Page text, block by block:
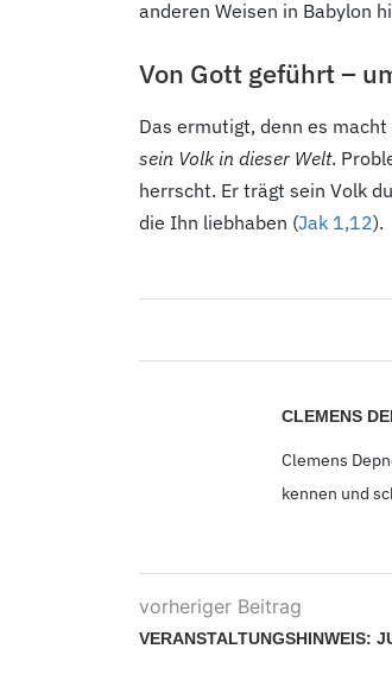
anderen Weisen in Babylon
Von Gott geführt –
Das ermutigt, denn es
sein Volk in dieser Welt.
herrscht. Er trägt sein Volk
die Ihn liebhaben (Jak 1,12).
CLEMENS
Clemens
kennen und
vorheriger Beitrag
VERANSTALTUNGS­HINWEIS: